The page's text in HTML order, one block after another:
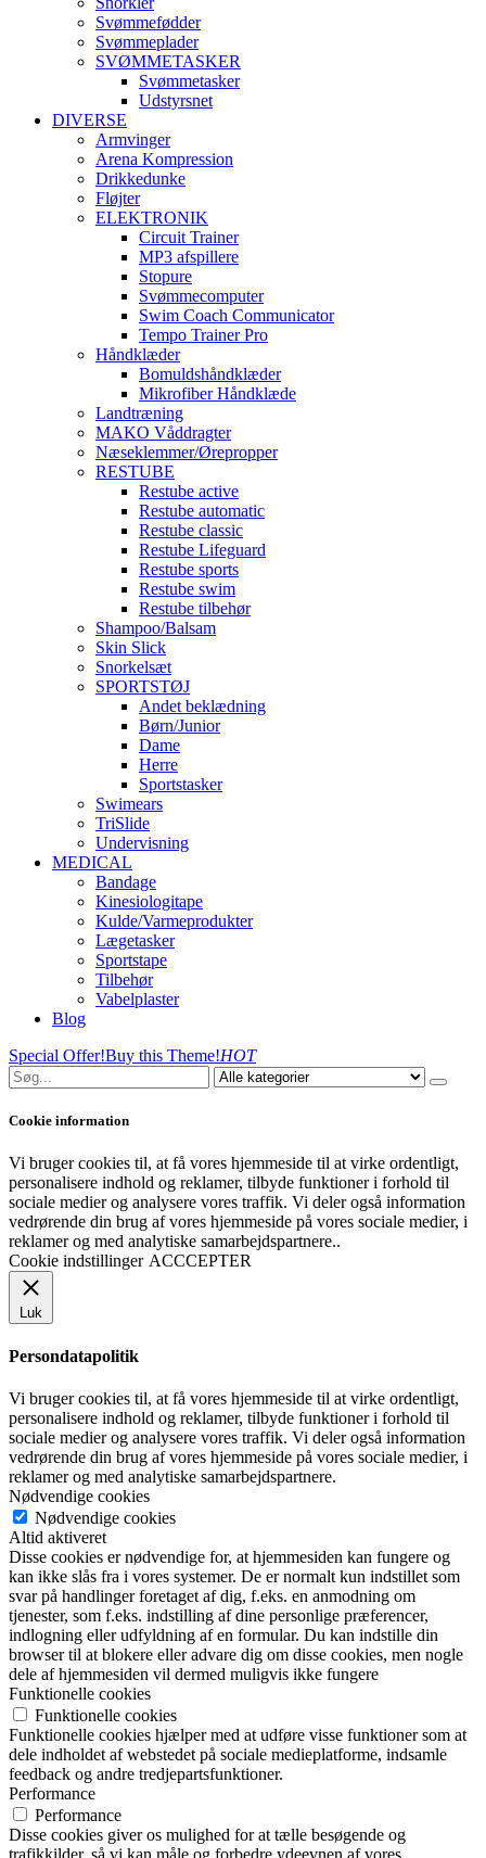
Svømmefødder
Svømmeplader
SVØMMETASKER
Svømmetasker
Udstyrsnet
DIVERSE
Armvinger
Arena Kompression
Drikkedunke
Fløjter
ELEKTRONIK
Circuit Trainer
MP3 afspillere
Stopure
Svømmecomputer
Swim Coach Communicator
Tempo Trainer Pro
Håndklæder
Bomuldshåndklæder
Mikrofiber Håndklæde
Landtræning
MAKO Våddragter
Næseklemmer/Ørepropper
RESTUBE
Restube active
Restube automatic
Restube classic
Restube Lifeguard
Restube sports
Restube swim
Restube tilbehør
Shampoo/Balsam
Skin Slick
Snorkelsæt
SPORTSTØJ
Andet beklædning
Børn/Junior
Dame
Herre
Sportstasker
Swimears
TriSlide
Undervisning
MEDICAL
Bandage
Kinesiologitape
Kulde/Varmeprodukter
Lægetasker
Sportstape
Tilbehør
Vabelplaster
Blog
Special Offer!Buy this Theme!HOT
Cookie information
Vi bruger cookies til, at få vores hjemmeside til at virke ordentligt,
personalisere indhold og reklamer, tilbyde funktioner i forhold til
sociale medier og analysere vores traffik. Vi deler også information
vedrørende din brug af vores hjemmeside på vores sociale medier, i
reklamer og med analytiske samarbejdspartnere..
Cookie indstillinger ACCCEPTER
Luk
Persondatapolitik
Vi bruger cookies til, at få vores hjemmeside til at virke ordentligt,
personalisere indhold og reklamer, tilbyde funktioner i forhold til
sociale medier og analysere vores traffik. Vi deler også information
vedrørende din brug af vores hjemmeside på vores sociale medier, i
reklamer og med analytiske samarbejdspartnere.
Nødvendige cookies
Nødvendige cookies
Altid aktiveret
Disse cookies er nødvendige for, at hjemmesiden kan fungere og
kan ikke slås fra i vores systemer. De er normalt kun indstillet som
svar på handlinger foretaget af dig, f.eks. en anmodning om
tjenester, som f.eks. indstilling af dine personlige præferencer,
indlogning eller udfyldning af en formular. Du kan indstille din
browser til at blokere eller advare dig om disse cookies, men nogle
dele af hjemmesiden vil dermed muligvis ikke fungere
Funktionelle cookies
Funktionelle cookies
Funktionelle cookies hjælper med at udføre visse funktioner som at
dele indholdet af webstedet på sociale medieplatforme, indsamle
feedback og andre tredjepartsfunktioner.
Performance
Performance
Disse cookies giver os mulighed for at tælle besøgende og